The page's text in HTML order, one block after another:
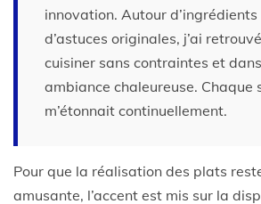
innovation. Autour
d’astuces originales, j’ai
cuisiner sans contraintes et
ambiance chaleureuse. Chaque
m’étonnait continuellement.
Pour que la réalisation des plats
amusante, l’accent est mis sur la